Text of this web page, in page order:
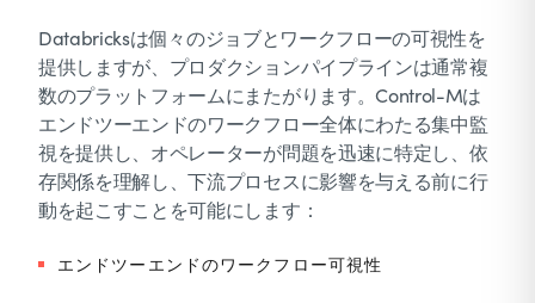
Databricksは個々のジョブとワークフローの可視性を
提供しますが、プロダクションパイプラインは通常複
数のプラットフォームにまたがります。Control-Mは
エンドツーエンドのワークフロー全体にわたる集中監
視を提供し、オペレーターが問題を迅速に特定し、依
存関係を理解し、下流プロセスに影響を与える前に行
動を起こすことを可能にします：
エンドツーエンドのワークフロー可視性